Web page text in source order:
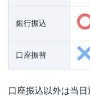
銀行振込
口座振替
口座振込以外は当日